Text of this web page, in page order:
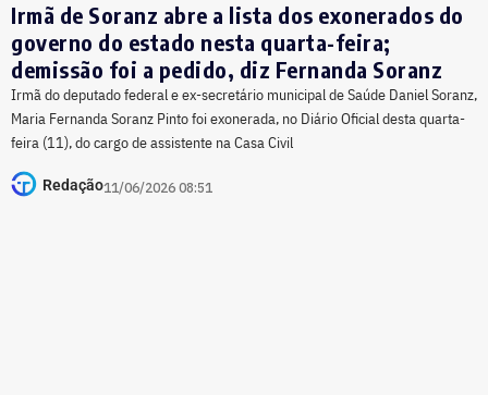
Irmã de Soranz abre a lista dos exonerados do
governo do estado nesta quarta-feira;
demissão foi a pedido, diz Fernanda Soranz
Irmã do deputado federal e ex-secretário municipal de Saúde Daniel Soranz,
Maria Fernanda Soranz Pinto foi exonerada, no Diário Oficial desta quarta-
feira (11), do cargo de assistente na Casa Civil
Redação11/06/2026 08:51